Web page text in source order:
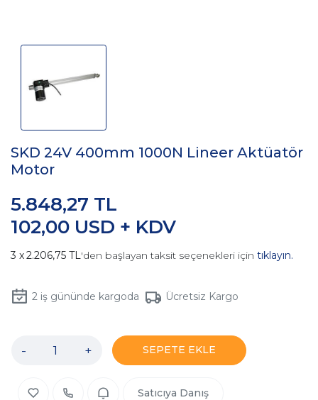
SKD 24V 400mm 1000N Lineer Aktüatör
Motor
102,00 USD + KDV
5.848,27 TL
2.206,75 TL'den başlayan taksit seçenekleri için tıklayın.
2iş gününde kargoda Ücretsiz Kargo
- + SEPETE EKLE
Satıcıya Danış